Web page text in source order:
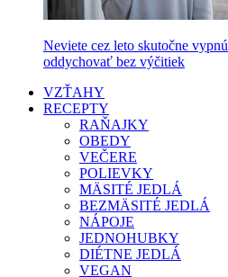
Neviete cez leto skutočne
oddychovať bez výčitiek
VZŤAHY
RECEPTY
RAŇAJKY
OBEDY
VEČERE
POLIEVKY
MÄSITÉ JEDLÁ
BEZMÄSITÉ JEDLÁ
NÁPOJE
JEDNOHUBKY
DIÉTNE JEDLÁ
VEGAN